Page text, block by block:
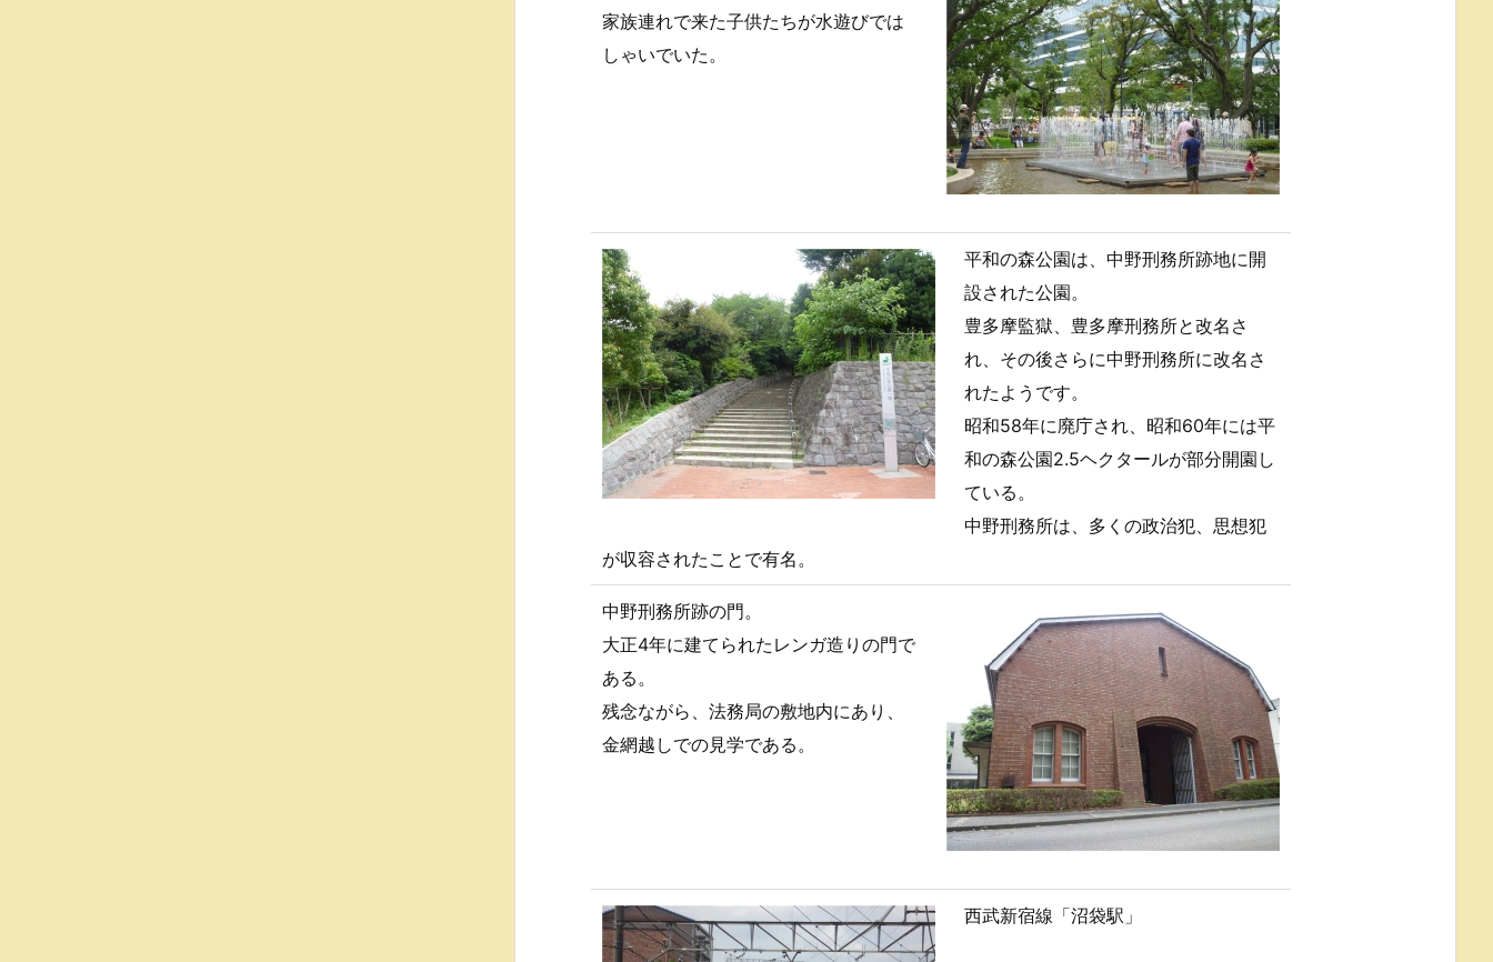
家族連れで来た子供たちが水遊びでは
しゃいでいた。
平和の森公園は、中野刑務所跡地に開
設された公園。
豊多摩監獄、豊多摩刑務所と改名さ
れ、その後さらに中野刑務所に改名さ
れたようです。
昭和58年に廃庁され、昭和60年には平
和の森公園2.5ヘクタールが部分開園し
ている。
中野刑務所は、多くの政治犯、思想犯
が収容されたことで有名。
中野刑務所跡の門。
大正4年に建てられたレンガ造りの門で
ある。
残念ながら、法務局の敷地内にあり、
金網越しでの見学である。
西武新宿線「沼袋駅」